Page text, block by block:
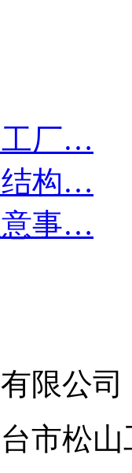
工厂…
结构…
意事…
限公司
市松山